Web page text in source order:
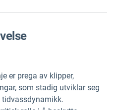
er prega av klipper,
som stadig utviklar seg